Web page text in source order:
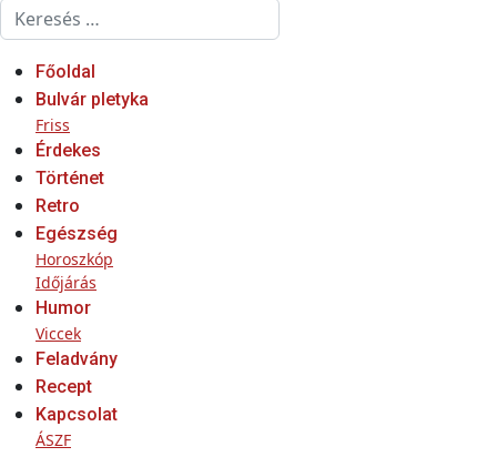
Keresés...
Főoldal
Bulvár pletyka
Friss
Érdekes
Történet
Retro
Egészség
Horoszkóp
Időjárás
Humor
Viccek
Feladvány
Recept
Kapcsolat
ÁSZF